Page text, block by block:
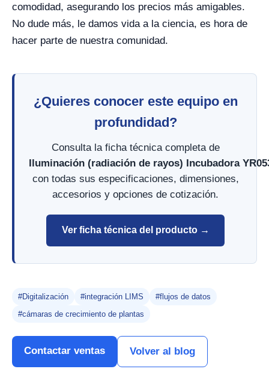
comodidad, asegurando los precios más amigables.
No dude más, le damos vida a la ciencia, es hora de
hacer parte de nuestra comunidad.
¿Quieres conocer este equipo en
profundidad?
Consulta la ficha técnica completa de
Iluminación (radiación de rayos) Incubadora
con todas sus especificaciones, dimensiones,
accesorios y opciones de cotización.
Ver ficha técnica del producto →
#Digitalización #integración LIMS
#flujos de datos
#cámaras de crecimiento de plantas
Contactar ventas Volver al blog